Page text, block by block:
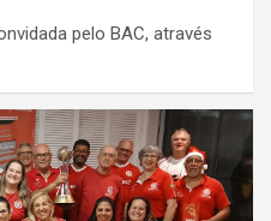
pelo BAC, através